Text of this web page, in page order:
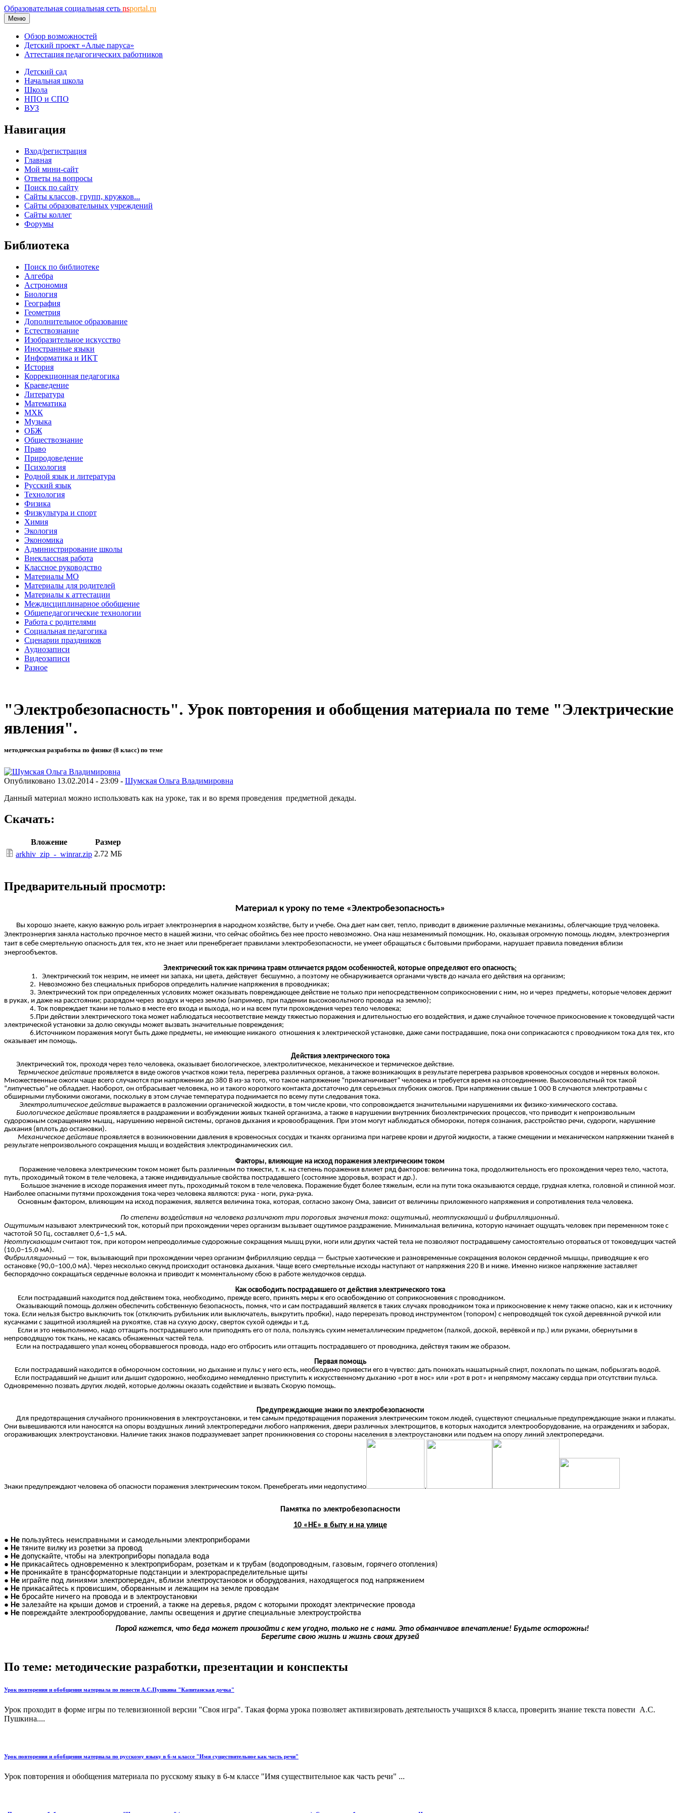
Образовательная социальная сеть nsportal.ru
Меню
Обзор возможностей
Детский проект «Алые паруса»
Аттестация педагогических работников
Детский сад
Начальная школа
Школа
НПО и СПО
ВУЗ
Навигация
Вход/регистрация
Главная
Мой мини-сайт
Ответы на вопросы
Поиск по сайту
Сайты классов, групп, кружков...
Сайты образовательных учреждений
Сайты коллег
Форумы
Библиотека
Поиск по библиотеке
Алгебра
Астрономия
Биология
География
Геометрия
Дополнительное образование
Естествознание
Изобразительное искусство
Иностранные языки
Информатика и ИКТ
История
Коррекционная педагогика
Краеведение
Литература
Математика
МХК
Музыка
ОБЖ
Обществознание
Право
Природоведение
Психология
Родной язык и литература
Русский язык
Технология
Физика
Физкультура и спорт
Химия
Экология
Экономика
Администрирование школы
Внеклассная работа
Классное руководство
Материалы МО
Материалы для родителей
Материалы к аттестации
Междисциплинарное обобщение
Общепедагогические технологии
Работа с родителями
Социальная педагогика
Сценарии праздников
Аудиозаписи
Видеозаписи
Разное
"Электробезопасность". Урок повторения и обобщения материала по теме "Электрические
явления".
методическая разработка по физике (8 класс) по теме
Опубликовано 13.02.2014 - 23:09 - Шумская Ольга Владимировна
Данный материал можно использовать как на уроке, так и во время проведения предметной декады.
Скачать:
Вложение
Размер
arkhiv_zip_-_winrar.zip 2.72 МБ
Предварительный просмотр:
Материал к уроку по теме «Электробезопасность»
Вы хорошо знаете, какую важную роль играет электроэнергия в народном хозяйстве, быту и учебе. Она дает нам свет, тепло, приводит в движение различные механизмы, облегчающие труд человека.
Электроэнергия заняла настолько прочное место в нашей жизни, что сейчас обойтись без нее просто невозможно. Она наш незаменимый помощник. Но, оказывая огромную помощь людям, электроэнергия
таит в себе смертельную опасность для тех, кто не знает или пренебрегает правилами электробезопасности, не умеет обращаться с бытовыми приборами, нарушает правила поведения вблизи
энергообъектов.
Электрический ток как причина травм отличается рядом особенностей, которые определяют его опасность:
1. Электрический ток незрим, не имеет ни запаха, ни цвета, действует ­ бесшумно, а поэтому не обнаруживается органами чувств до начала его действия на организм;
2. Невозможно без специальных приборов определить наличие напряжения в проводниках;
3. Электрический ток при определенных условиях может оказывать повреждающее действие не только при непосредственном соприкосновении с ним, но и через предметы, которые человек держит
в руках, и даже на расстоянии; разрядом через воздух и через землю (например, при падении высоковольтного провода на землю);
4. Ток повреждает ткани не только в месте его входа и выхода, но и на всем пути прохождения через тело человека;
5.При действии электрического тока может наблюдаться несоответствие между тяжестью поражения и длительностью его воздействия, и даже случайное точечное прикосновение к токоведущей части
электрической установки за долю секунды может вызвать значительные повреждения;
6.Источником поражения могут быть даже предметы, не имеющие никакого отношения к электрической установке, даже сами пострадавшие, пока они соприкасаются с проводником тока для тех, кто
оказывает им помощь.
Действия электрического тока
Электрический ток, проходя через тело человека, оказывает биологическое, электролитическое, механическое и термическое действие.
Термическое действие проявляется в виде ожогов участков кожи тела, перегрева различных органов, а также возникающих в результате перегрева разрывов кровеносных сосудов и нервных волокон.
Множественные ожоги чаще всего случаются при напряжении до 380 В из-за того, что такое напряжение “примагничивает” человека и требуется время на отсоединение. Высоковольтный ток такой
“липучестью” не обладает. Наоборот, он отбрасывает человека, но и такого короткого контакта достаточно для серьезных глубоких ожогов. При напряжении свыше 1 000 В случаются электротравмы с
обширными глубокими ожогами, поскольку в этом случае температура поднимается по всему пути следования тока.
Электролитическое действие выражается в разложении органической жидкости, в том числе крови, что сопровождается значительными нарушениями их физико-химического состава.
Биологическое действие проявляется в раздражении и возбуждении живых тканей организма, а также в нарушении внутренних биоэлектрических процессов, что приводит к непроизвольным
судорожным сокращениям мышц, нарушению нервной системы, органов дыхания и кровообращения. При этом могут наблюдаться обмороки, потеря сознания, расстройство речи, судороги, нарушение
дыхания (вплоть до остановки).
Механическое действие проявляется в возникновении давления в кровеносных сосудах и тканях организма при нагреве крови и другой жидкости, а также смещении и механическом напряжении тканей в
результате непроизвольного сокращения мышц и воздействия электродинамических сил.
Факторы, влияющие на исход поражения электрическим током
Поражение человека электрическим током может быть различным по тяжести, т. к. на степень поражения влияет ряд факторов: величина тока, продолжительность его прохождения через тело, частота,
путь, проходимый током в теле человека, а также индивидуальные свойства пострадавшего (состояние здоровья, возраст и др.).
Большое значение в исходе поражения имеет путь, проходимый током в теле человека. Поражение будет более тяжелым, если на пути тока оказываются сердце, грудная клетка, головной и спинной мозг.
Наиболее опасными путями прохождения тока через человека являются: рука - ноги, рука-рука.
Основным фактором, влияющим на исход поражения, является величина тока, которая, согласно закону Ома, зависит от величины приложенного напряжения и сопротивления тела человека.
По степени воздействия на человека различают три пороговых значения тока: ощутимый, неотпускающий и фибрилляционный.
Ощутимым называют электрический ток, который при прохождении через организм вызывает ощутимое раздражение. Минимальная величина, которую начинает ощущать человек при переменном токе с
частотой 50 Гц, составляет 0,6–1,5 мА.
Неотпускающим считают ток, при котором непреодолимые судорожные сокращения мышц руки, ноги или других частей тела не позволяют пострадавшему самостоятельно оторваться от токоведущих частей
(10,0–15,0 мА).
Фибрилляционный — ток, вызывающий при прохождении через организм фибрилляцию сердца — быстрые хаотические и разновременные сокращения волокон сердечной мышцы, приводящие к его
остановке (90,0–100,0 мА). Через несколько секунд происходит остановка дыхания. Чаще всего смертельные исходы наступают от напряжения 220 В и ниже. Именно низкое напряжение заставляет
беспорядочно сокращаться сердечные волокна и приводит к моментальному сбою в работе желудочков сердца.
Как освободить пострадавшего от действия электрического тока
Если пострадавший находится под действием тока, необходимо, прежде всего, принять меры к его освобождению от соприкосновения с проводником.
Оказывающий помощь должен обеспечить собственную безопасность, помня, что и сам пострадавший является в таких случаях проводником тока и прикосновение к нему также опасно, как и к источнику
тока. Если нельзя быстро выключить ток (отключить рубильник или выключатель, выкрутить пробки), надо перерезать провод инструментом (топором) с непроводящей ток сухой деревянной ручкой или
кусачками с защитной изоляцией на рукоятке, став на сухую доску, сверток сухой одежды и т.д.
Если и это невыполнимо, надо оттащить пострадавшего или приподнять его от пола, пользуясь сухим неметаллическим предметом (палкой, доской, верёвкой и пр.) или руками, обернутыми в
непроводящую ток ткань, не касаясь обнаженных частей тела.
Если на пострадавшего упал конец оборвавшегося провода, надо его отбросить или оттащить пострадавшего от проводника, действуя таким же образом.
Первая помощь
Если пострадавший находится в обморочном состоянии, но дыхание и пульс у него есть, необходимо привести его в чувство: дать понюхать нашатырный спирт, похлопать по щекам, побрызгать водой.
Если пострадавший не дышит или дышит судорожно, необходимо немедленно приступить к искусственному дыханию «рот в нос» или «рот в рот» и непрямому массажу сердца при отсутствии пульса.
Одновременно позвать других людей, которые должны оказать содействие и вызвать Скорую помощь.
Предупреждающие знаки по электробезопасности
Для предотвращения случайного проникновения в электроустановки, и тем самым предотвращения поражения электрическим током людей, существуют специальные предупреждающие знаки и плакаты.
Они вывешиваются или наносятся на опоры воздушных линий электропередачи любого напряжения, двери различных электрощитов, в которых находится электрооборудование, на ограждениях и заборах,
огораживающих электроустановки. Наличие таких знаков подразумевает запрет проникновения со стороны населения в электроустановки или подъем на опору линий электропередачи.
Знаки предупреждают человека об опасности поражения электрическим током. Пренебрегать ими недопустимо .
Памятка по электробезопасности
10 «НЕ» в быту и на улице
Не пользуйтесь неисправными и самодельными электроприборами
Не тяните вилку из розетки за провод
Не допускайте, чтобы на электроприборы попадала вода
Не прикасайтесь одновременно к электроприборам, розеткам и к трубам (водопроводным, газовым, горячего отопления)
Не проникайте в трансформаторные подстанции и электрораспределительные щиты
Не играйте под линиями электропередач, вблизи электроустановок и оборудования, находящегося под напряжением
Не прикасайтесь к провисшим, оборванным и лежащим на земле проводам
Не бросайте ничего на провода и в электроустановки
Не залезайте на крыши домов и строений, а также на деревья, рядом с которыми проходят электрические провода
Не повреждайте электрооборудование, лампы освещения и другие специальные электроустройства
Порой кажется, что беда может произойти с кем угодно, только не с нами. Это обманчивое впечатление! Будьте осторожны!
Берегите свою жизнь и жизнь своих друзей
По теме: методические разработки, презентации и конспекты
Урок повторения и обобщения материала по повести А.С.Пушкина "Капитанская дочка"
Урок проходит в форме игры по телевизионной версии "Своя игра". Такая форма урока позволяет активизировать деятельность учащихся 8 класса, проверить знание текста повести А.С.
Пушкина....
Урок повторения и обобщения материала по русскому языку в 6-м классе "Имя существительное как часть речи"
Урок повторения и обобщения материала по русскому языку в 6-м классе "Имя существительное как часть речи" ...